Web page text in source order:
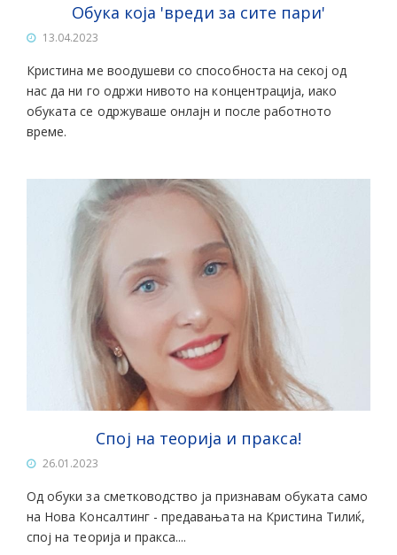
Обука која 'вреди за сите пари'
13.04.2023
Кристина ме воодушеви со способноста на секој од
нас да ни го одржи нивото на концентрација, иако
обуката се одржуваше онлајн и после работното
време.
Спој на теорија и пракса!
26.01.2023
Oд обуки за сметководство ја признавам обуката само
на Нова Консалтинг - прeдавањата на Кристина Тилиќ,
спој на теoрија и пракса....